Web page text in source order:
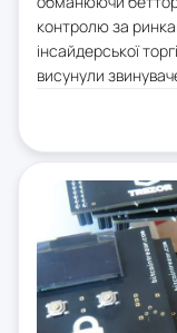
контролю за
інсайдерської
висунули